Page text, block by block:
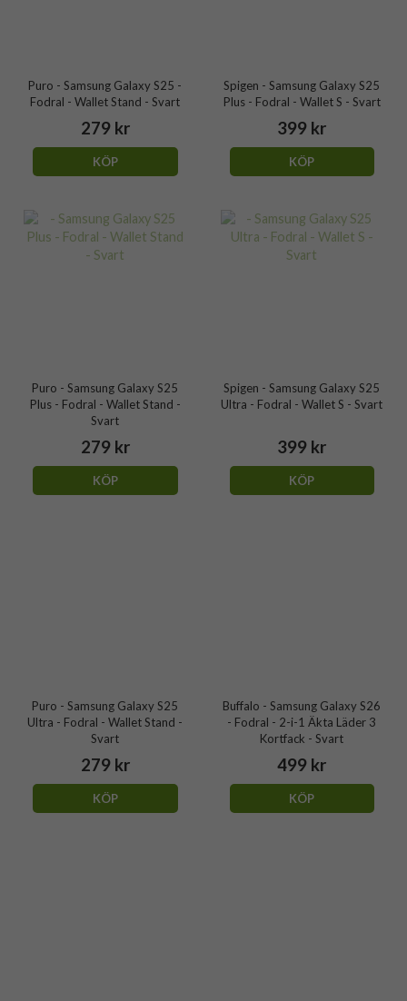
Puro - Samsung Galaxy S25 -
Fodral - Wallet Stand - Svart
279 kr
KÖP
Spigen - Samsung Galaxy S25
Plus - Fodral - Wallet S - Svart
399 kr
KÖP
Puro - Samsung Galaxy S25
Plus - Fodral - Wallet Stand -
Svart
279 kr
KÖP
Spigen - Samsung Galaxy S25
Ultra - Fodral - Wallet S - Svart
399 kr
KÖP
Puro - Samsung Galaxy S25
Ultra - Fodral - Wallet Stand -
Svart
279 kr
KÖP
Buffalo - Samsung Galaxy S26
- Fodral - 2-i-1 Äkta Läder 3
Kortfack - Svart
499 kr
KÖP